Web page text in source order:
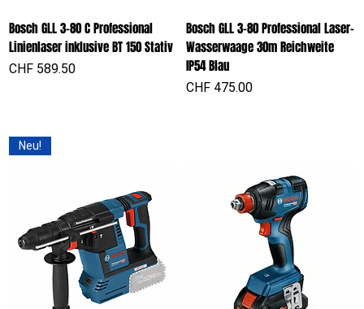
Bosch GLL 3-80 C Professional
Linienlaser inklusive BT 150 Stativ
Preis
CHF 589.50
Bosch GLL 3-80 Professional Laser-
Wasserwaage 30m Reichweite
IP54 Blau
Preis
CHF 475.00
Neu!